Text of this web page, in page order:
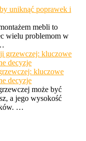
uniknąć poprawek i
mebli to
wielu problemom w
kluczowe
decyzje
może być
a jego wysokość
…